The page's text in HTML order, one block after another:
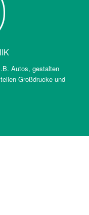
Autos, gestalten
Großdrucke und